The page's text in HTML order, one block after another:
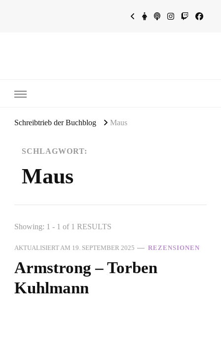
Schreibtrieb der Buchblog Maus
SCHLAGWORT:
Maus
Showing: 1 - 1 of 1 RESULTS
AKTUALISIERT AM 19. SEPTEMBER 2025 REZENSIONEN
Armstrong – Torben
Kuhlmann